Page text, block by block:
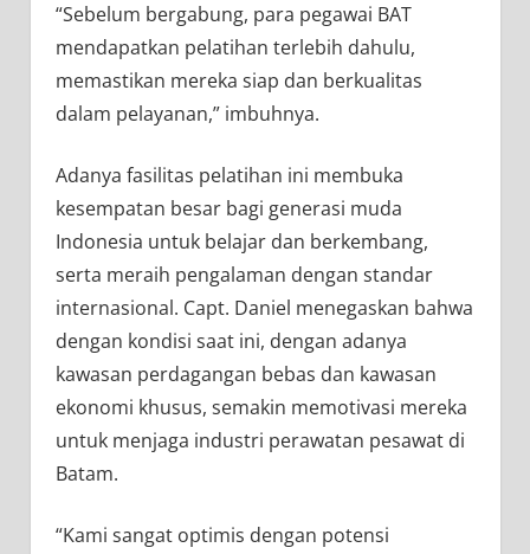
“Sebelum bergabung, para pegawai BAT
mendapatkan pelatihan terlebih dahulu,
memastikan mereka siap dan berkualitas
dalam pelayanan,” imbuhnya.
Adanya fasilitas pelatihan ini membuka
kesempatan besar bagi generasi muda
Indonesia untuk belajar dan berkembang,
serta meraih pengalaman dengan standar
internasional. Capt. Daniel menegaskan bahwa
dengan kondisi saat ini, dengan adanya
kawasan perdagangan bebas dan kawasan
ekonomi khusus, semakin memotivasi mereka
untuk menjaga industri perawatan pesawat di
Batam.
“Kami sangat optimis dengan potensi